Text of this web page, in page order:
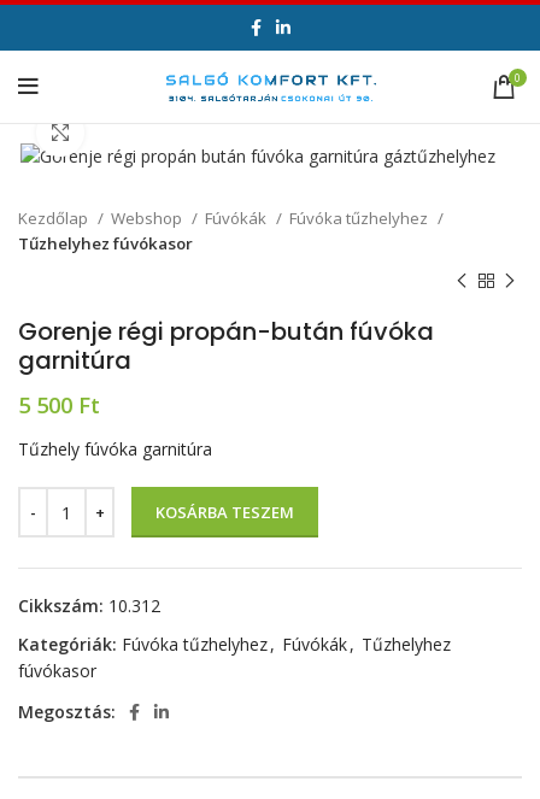
0
Kezdőlap Webshop Fúvókák
Fúvóka tűzhelyhez
Tűzhelyhez fúvókasor
Gorenje régi propán-bután fúvóka
garnitúra
5 500 Ft
Tűzhely fúvóka garnitúra
KOSÁRBA TESZEM
Cikkszám: 10.312
Kategóriák: Fúvóka tűzhelyhez, Fúvókák, Tűzhelyhez
fúvókasor
Megosztás: